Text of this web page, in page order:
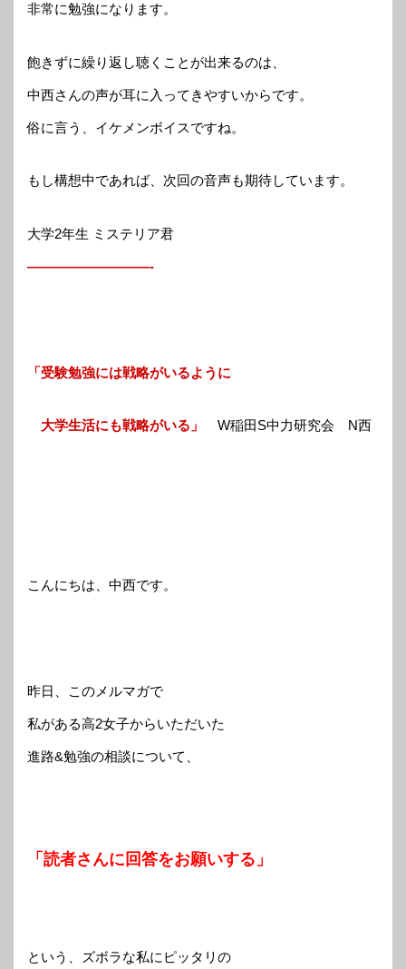
非常に勉強になります。
飽きずに繰り返し聴くことが出来るのは、
中西さんの声が耳に入ってきやすいからです。
俗に言う、イケメンボイスですね。
もし構想中であれば、次回の音声も期待しています。
大学2年生 ミステリア君
—————————-
「受験勉強には戦略がいるように
大学生活にも戦略がいる」 W稲田S中力研究会 N西
こんにちは、中西です。
昨日、このメルマガで
私がある高2女子からいただいた
進路&勉強の相談について、
「読者さんに回答をお願いする」
という、ズボラな私にピッタリの